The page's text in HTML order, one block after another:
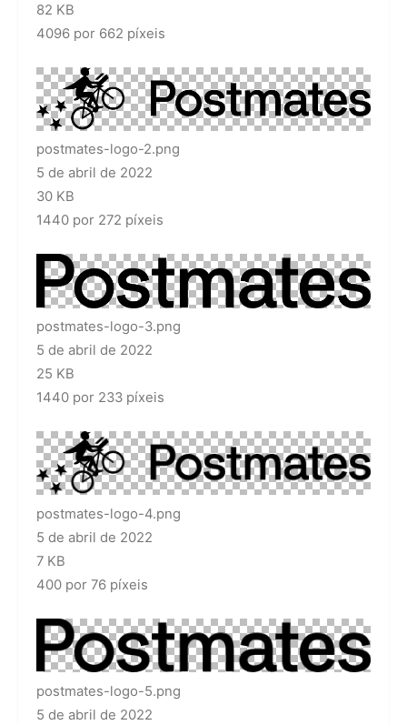
82 KB
4096 por 662 píxeis
postmates-logo-2.png
5 de abril de 2022
30 KB
1440 por 272 píxeis
postmates-logo-3.png
5 de abril de 2022
25 KB
1440 por 233 píxeis
postmates-logo-4.png
5 de abril de 2022
7 KB
400 por 76 píxeis
postmates-logo-5.png
5 de abril de 2022